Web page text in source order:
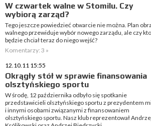
W czwartek walne w Stomilu. Czy
wybiorą zarząd?
Tego jeszcze powiedzieć otwarcie nie można. Plan
walnego przewiduje wybór nowego zarządu, ale czy
będzie chciał teraz do niego wejść?
Komentarzy: 3 »
12.10.11 15:55
Okrągły stół w sprawie finansowania
olsztyńskiego sportu
W środę, 12 października odbyło się spotkanie
przedstawicieli olsztyńskiego sportu z prezydentem
i innymi osobami związanymi z finansowaniem
olsztyńskiego sportu. Nasz klub reprezentował